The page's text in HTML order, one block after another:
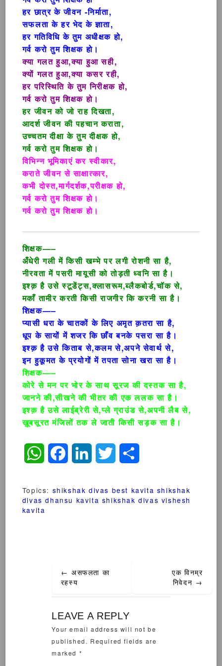
हर छात्र के जीवन -निर्माता,
सफलता के हर भेद के ज्ञाता,
हर गतिविधि के तुम अधीक्षक हो,
गर्व करो तुम शिक्षक हो।
क्या गलत हुआ,क्या हुआ सही,
क्यों गलत हुआ,क्या कसर रही,
हर परिस्थिति के तुम निरीक्षक हो,
गर्व करो तुम शिक्षक हो।
हर जीवन को जो राह दिखता,
आदर्श जीवन की पहचान कराता,
उच्चतम दीक्षा के तुम दीक्षक हो,
गर्व करो तुम शिक्षक हो।
विभिन्न भूमिकाएं कर स्वीकार,
कराते जीवन से साक्षात्कार,
कभी दोस्त,मार्गदर्शक,परीक्षक हो,
गर्व करो तुम शिक्षक हो।
गर्व करो तुम शिक्षक हो।
शिक्षक—–
अँधेरी गली में किसी खम्भे पर लगी रोशनी सा है,
नीरवता में पसरी मायूसी को तोड़ती ध्वनि सा है।
इश्क़ है उसे स्टूडेंट्स,क्लासरूम,ब्लैकबोर्ड,चॉक से,
मकाँ तामीर करती किसी राजगीर कि करनी सा है।
शिक्षक—–
प्यासी धरा के चातकों के लिए अमृत क़तरा सा है,
धूप के सायों में शजर कि छाँव बनके पसरा सा है।
इश्क़ है उसे किताब से,कलम से,अपने सेवार्थ से,
इन हुकूमत के प्रयोगों में तपता सोना खरा सा है।
शिक्षक—–
कोरे से मन पर भोर के साथ सूरज की दस्तक सा है,
जानने की,सीखने की भीतर की एक ललक सा है।
इश्क़ है उसे लाईब्रेरी से,प्ले ग्राउंड से,अपनी लैब से,
ख़ूबसूरत मंजिलों तक ले जाती किसी सड़क सा है।
WhatsAppFacebookLinkedInTwitter
Topics: shikshak divas best kavita shikshak
divas dhansu kavita shikshak divas vishesh
kavita
navigation
← असफलता का
रहस्य
एक विनम्र
निवेदन →
LEAVE A REPLY
Your email address will not be
published. Required fields are
marked *